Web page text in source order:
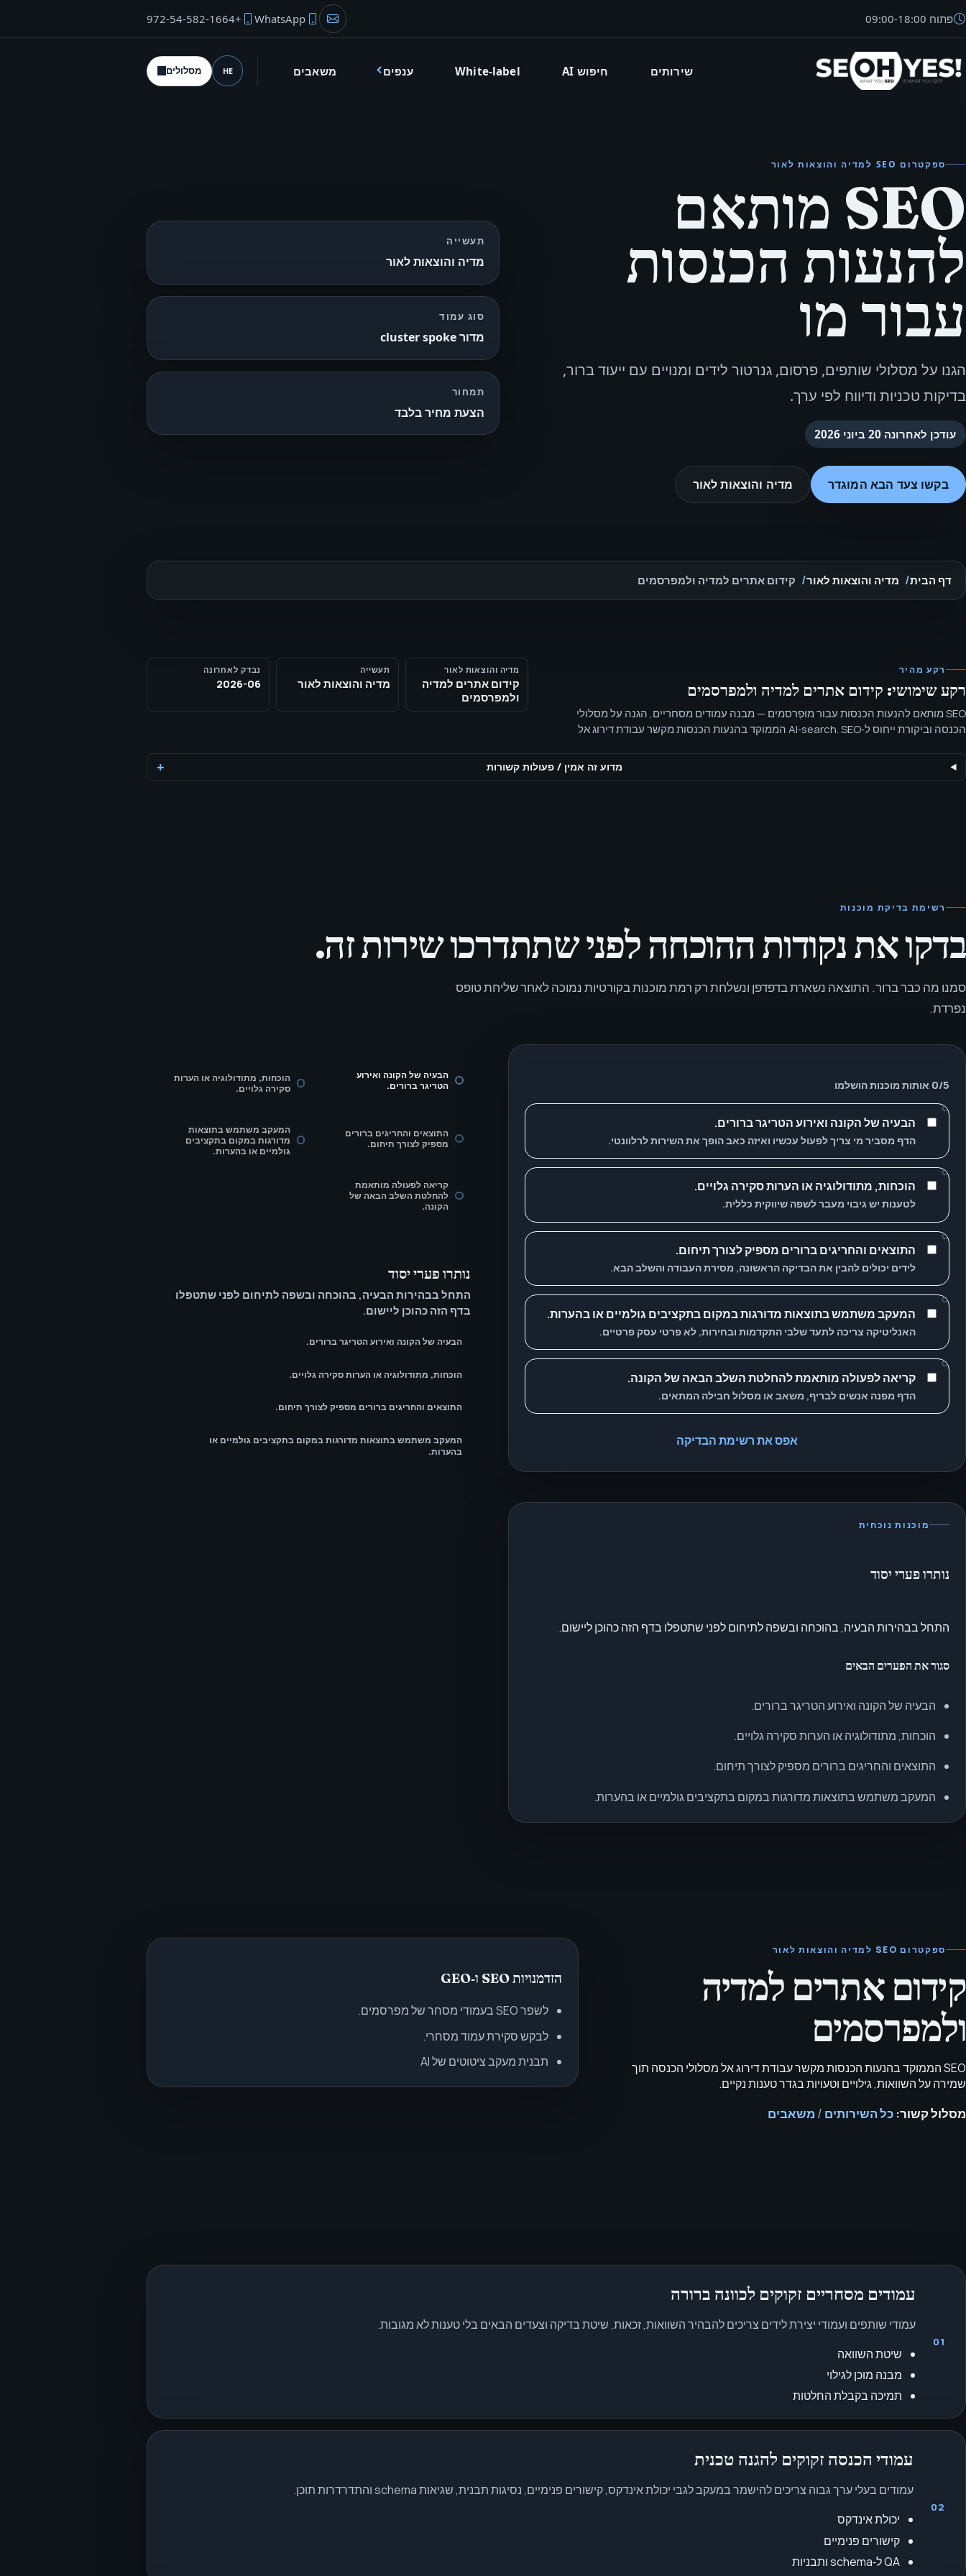
פתוח 09:00-18:00 דוא"ל המייסד
WhatsApp
+972-54-582-1664
SEOH שירותים חיפוש AI White-label ענפים משאבים שפה (desktop)
HE מסלולים
ספקטרום SEO למדיה והוצאות לאור
SEO מותאם
להנעות הכנסות
עבור מו
הגנו על מסלולי שותפים, פרסום, גנרטור לידים ומנויים עם ייעוד ברור,
בדיקות טכניות ודיווח לפי ערך.
עודכן לאחרונה 20 ביוני 2026
בקשו צעד הבא המוגדר מדיה והוצאות לאור
תעשייה
מדיה והוצאות לאור
סוג עמוד
מדור cluster spoke
תמחור
הצעת מחיר בלבד
דף הבית מדיה והוצאות לאור קידום אתרים למדיה ולמפרסמים
רקע מהיר
רקע שימושי: קידום אתרים למדיה ולמפרסמים
SEO מותאם להנעות הכנסות עבור מוּפְרסמים — מבנה עמודים מסחריים, הגנה על מסלולי
הכנסה וביקורת ייחוס ל‑AI‑search. SEO הממוקד בהנעות הכנסות מקשר עבודת דירוג אל
מדיה והוצאות לאור
קידום אתרים למדיה
ולמפרסמים
תעשייה
מדיה והוצאות לאור
נבדק לאחרונה
2026-06
מדוע זה אמין / פעולות קשורות
רשימת בדיקת מוכנות
בדקו את נקודות ההוכחה לפני שתתדרכו שירות זה.
סמנו מה כבר ברור. התוצאה נשארת בדפדפן ונשלחת רק רמת מוכנות בקורטיות נמוכה לאחר שליחת טופס
נפרדת.
0/5 אותות מוכנות הושלמו
הבעיה של הקונה ואירוע הטריגר ברורים.
הדף מסביר מי צריך לפעול עכשיו ואיזה כאב הופך את השירות לרלוונטי.
הוכחות, מתודולוגיה או הערות סקירה גלויים.
לטענות יש גיבוי מעבר לשפה שיווקית כללית.
התוצאים והחריגים ברורים מספיק לצורך תיחום.
לידים יכולים להבין את הבדיקה הראשונה, מסירת העבודה והשלב הבא.
המעקב משתמש בתוצאות מדורגות במקום בתקציבים גולמיים או בהערות.
האנליטיקה צריכה לתעד שלבי התקדמות ובחירות, לא פרטי עסק פרטיים.
קריאה לפעולה מותאמת להחלטת השלב הבאה של הקונה.
הדף מפנה אנשים לבריף, משאב או מסלול חבילה המתאים.
אפס את רשימת הבדיקה
הבעיה של הקונה ואירוע
הטריגר ברורים.
הוכחות, מתודולוגיה או הערות
סקירה גלויים.
התוצאים והחריגים ברורים
מספיק לצורך תיחום.
המעקב משתמש בתוצאות
מדורגות במקום בתקציבים
גולמיים או בהערות.
קריאה לפעולה מותאמת
להחלטת השלב הבאה של
הקונה.
נותרו פערי יסוד
התחל בבהירות הבעיה, בהוכחה ובשפה לתיחום לפני שתטפלו
בדף הזה כהוכן ליישום.
הבעיה של הקונה ואירוע הטריגר ברורים.
הוכחות, מתודולוגיה או הערות סקירה גלויים.
התוצאים והחריגים ברורים מספיק לצורך תיחום.
המעקב משתמש בתוצאות מדורגות במקום בתקציבים גולמיים או
בהערות.
מוכנות נוכחית
נותרו פערי יסוד
התחל בבהירות הבעיה, בהוכחה ובשפה לתיחום לפני שתטפלו בדף הזה כהוכן ליישום.
סגור את הפערים הבאים
הבעיה של הקונה ואירוע הטריגר ברורים.
הוכחות, מתודולוגיה או הערות סקירה גלויים.
התוצאים והחריגים ברורים מספיק לצורך תיחום.
המעקב משתמש בתוצאות מדורגות במקום בתקציבים גולמיים או בהערות.
ספקטרום SEO למדיה והוצאות לאור
קידום אתרים למדיה
ולמפרסמים
SEO הממוקד בהנעות הכנסות מקשר עבודת דירוג אל מסלולי הכנסה תוך
שמירה על השוואות, גילויים וטעויות בגדר טענות נקיים.
מסלול קשור: כל השירותים / משאבים
הזדמנויות SEO ו‑GEO
לשפר SEO בעמודי מסחר של מפרסמים.
לבקש סקירת עמוד מסחרי.
תבנית מעקב ציטוטים של AI
01
עמודים מסחריים זקוקים לכוונה ברורה
עמודי שותפים ועמודי יצירת לידים צריכים להבהיר השוואות, זכאות, שיטת בדיקה וצעדים הבאים בלי טענות לא מגובות.
שיטת השוואה
מבנה מוכן לגילוי
תמיכה בקבלת החלטות
02
עמודי הכנסה זקוקים להגנה טכנית
עמודים בעלי ערך גבוה צריכים להישמר במעקב לגבי יכולת אינדקס, קישורים פנימיים, נסיגות תבנית, שגיאות schema והתדרדרות תוכן.
יכולת אינדקס
קישורים פנימיים
QA ל‑schema ותבניות